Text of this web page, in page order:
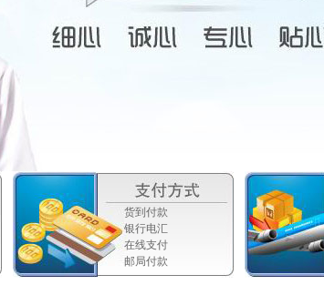
货到付款
银行电汇
在线支付
邮局付款